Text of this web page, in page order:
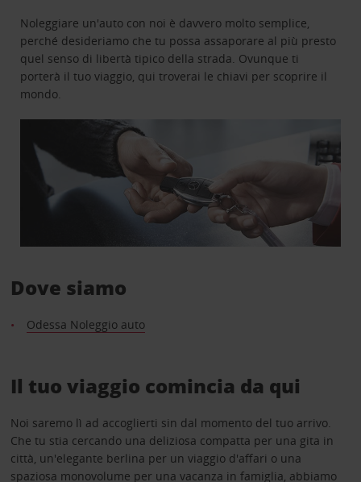
Noleggiare un'auto con noi è davvero molto semplice,
perché desideriamo che tu possa assaporare al più presto
quel senso di libertà tipico della strada. Ovunque ti
porterà il tuo viaggio, qui troverai le chiavi per scoprire il
mondo.
Dove siamo
Odessa Noleggio auto
Il tuo viaggio comincia da qui
Noi saremo lì ad accoglierti sin dal momento del tuo arrivo.
Che tu stia cercando una deliziosa compatta per una gita in
città, un'elegante berlina per un viaggio d'affari o una
spaziosa monovolume per una vacanza in famiglia, abbiamo